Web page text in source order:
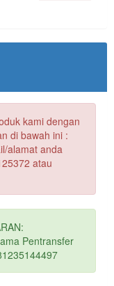
kami dengan
di bawah ini :
alamat anda
atau
Pentransfer